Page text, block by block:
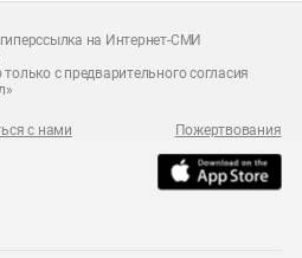
на Интернет-СМИ
с предварительного согласия
с нами Пожертвования